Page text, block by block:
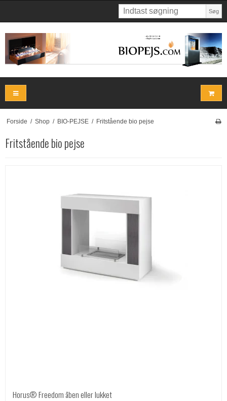
Søg
Forside / Shop / BIO-PEJSE / Fritstående bio pejse
Fritstående bio pejse
Horus® Freedom åben eller lukket